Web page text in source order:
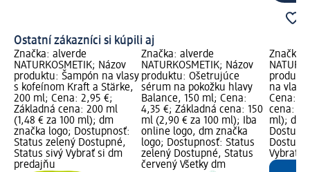
Ostatní zákazníci si kúpili aj
Značka: alverde
NATURKOSMETIK; Názov
produktu: Šampón na vlasy
s kofeínom Kraft a Stärke,
200 ml; Cena: 2,95 €;
Základná cena: 200 ml
(1,48 € za 100 ml); dm
značka logo; Dostupnosť:
Status zelený Dostupné,
Status sivý Vybrať si dm
predajňu
Značka: alverde
NATURKOSMETIK; Názov
produktu: Ošetrujúce
sérum na pokožku hlavy
Balance, 150 ml; Cena:
4,35 €; Základná cena: 150
ml (2,90 € za 100 ml); Iba
online logo, dm značka
logo; Dostupnosť: Status
zelený Dostupné, Status
červený Všetky dm
Značka:
na vlasy
Cena:
cena:
ml); dm
Vybrať